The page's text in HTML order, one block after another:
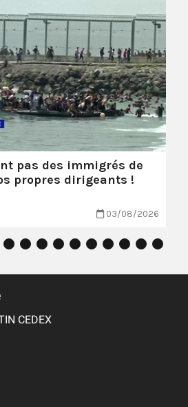
pas des immigrés de
propres dirigeants !
03/08/2026
CEDEX